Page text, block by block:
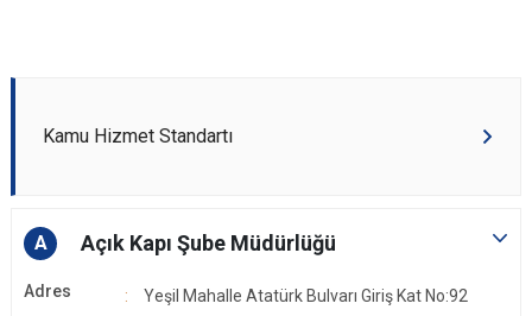
Kamu Hizmet Standartı
A Açık Kapı Şube Müdürlüğü
Adres
Yeşil Mahalle Atatürk Bulvarı Giriş Kat No:92